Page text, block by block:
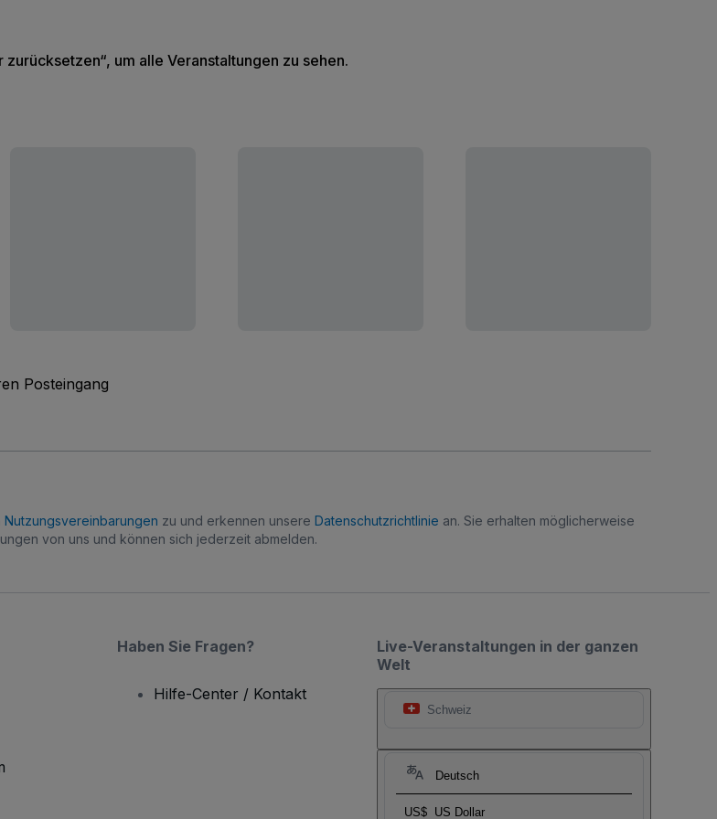
um alle Veranstaltungen zu sehen.
Posteingang
Nutzungsvereinbarungen zu und erkennen unsere Datenschutzrichtlinie an. Sie erhalten möglicherweise
von uns und können sich jederzeit abmelden.
Live-Veranstaltungen in der ganzen
Welt
Schweiz
Deutsch
US$ US Dollar
Haben Sie Fragen?
Hilfe-Center / Kontakt